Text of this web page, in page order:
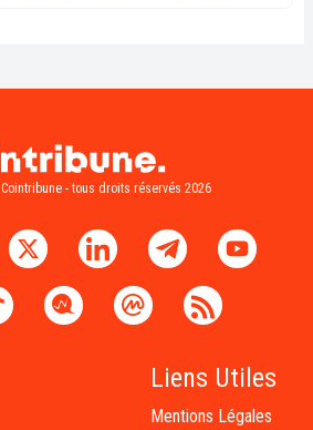
- tous droits réservés 2026
Liens Utiles
Mentions Légales